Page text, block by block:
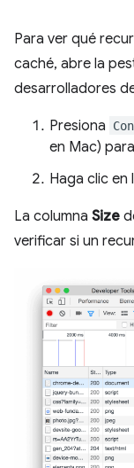
Para ver qué
caché, abre la
desarrolladores
Presiona
en Mac)
Haga clic en
La columna Size
verificar si un